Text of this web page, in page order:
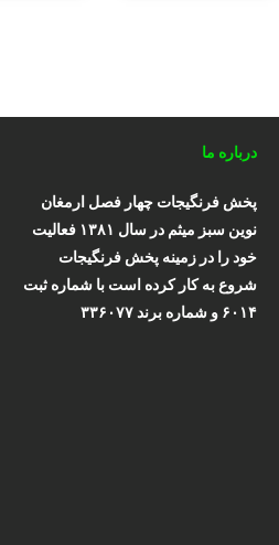
درباره ما
پخش فرنگیجات چهار فصل ارمغان
نوین سبز میثم در سال ۱۳۸۱ فعالیت
خود را در زمینه پخش فرنگیجات
شروع به کار کرده است با شماره ثبت
۶۰۱۴ و شماره برند ۳۳۶۰۷۷